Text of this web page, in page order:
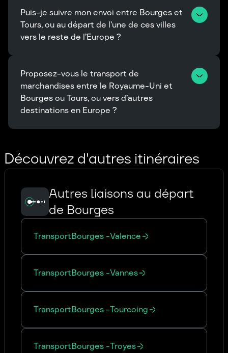
Puis-je suivre mon envoi entre Bourges et
Tours, ou au départ de l’une de ces villes
vers le reste de l’Europe ?
Proposez-vous le transport de
marchandises entre le Royaume-Uni et
Bourges ou Tours, ou vers d’autres
destinations en Europe ?
Découvrez d'autres itinéraires
Autres liaisons au départ
de Bourges
TransportBourges -Valence
TransportBourges -Vannes
TransportBourges -Tourcoing
TransportBourges -Troyes